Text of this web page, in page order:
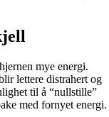
mye energi.
lettere distrahert og
til å “nullstille”
med fornyet energi.